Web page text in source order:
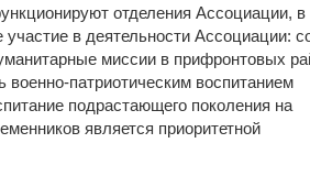
отделения Ассоциации, в
в деятельности Ассоциации:
миссии в прифронтовых
патриотическим воспитанием
подрастающего поколения на
является приоритетной